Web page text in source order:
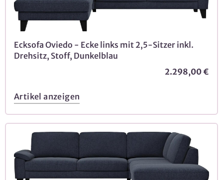
Ecksofa Oviedo - Ecke links mit 2,5-Sitzer inkl.
Drehsitz, Stoff, Dunkelblau
2.298,00 €
Artikel anzeigen